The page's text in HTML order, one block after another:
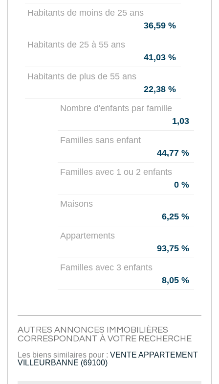
Habitants de moins de 25 ans
36,59 %
Habitants de 25 à 55 ans
41,03 %
Habitants de plus de 55 ans
22,38 %
Nombre d'enfants par famille
1,03
Familles sans enfant
44,77 %
Familles avec 1 ou 2 enfants
0 %
Maisons
6,25 %
Appartements
93,75 %
Familles avec 3 enfants
8,05 %
AUTRES ANNONCES IMMOBILIÈRES
CORRESPONDANT À VOTRE RECHERCHE
Les biens similaires pour : VENTE APPARTEMENT
VILLEURBANNE (69100)